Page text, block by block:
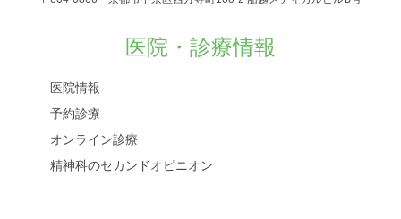
医院・診療情報
医院情報
予約診療
オンライン診療
精神科のセカンドオピニオン